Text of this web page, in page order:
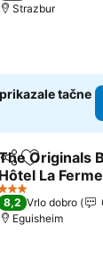
Strazbur
tačne
Deli Dodati u
Originals
Hôtel La
3 Zvezdice
8,2 Vrlo dobro
Eguisheim